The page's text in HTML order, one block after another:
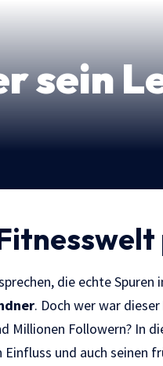
sein
die echte
. Doch wer war
Millionen Followern? In
und auch seinen